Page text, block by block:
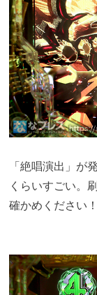
「絶唱演出」
くらいすごい。
確かめください！